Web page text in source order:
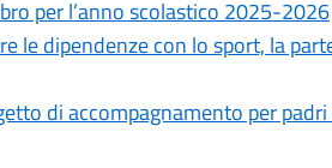
per l’anno scolastico 2025-2026
le dipendenze con lo sport, la
di accompagnamento per